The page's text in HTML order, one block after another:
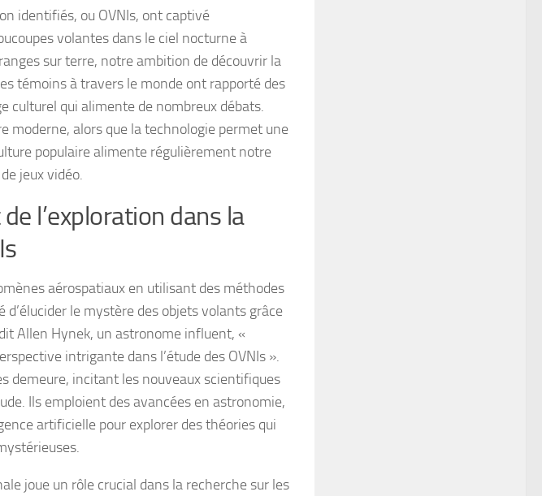
identifiés, ou OVNIs, ont captivé
volantes dans le ciel nocturne à
sur terre, notre ambition de découvrir la
témoins à travers le monde ont rapporté des
culturel qui alimente de nombreux débats.
moderne, alors que la technologie permet une
populaire alimente régulièrement notre
jeux vidéo.
l’exploration dans la
aérospatiaux en utilisant des méthodes
d’élucider le mystère des objets volants grâce
Allen Hynek, un astronome influent, «
intrigante dans l’étude des OVNIs ».
demeure, incitant les nouveaux scientifiques
Ils emploient des avancées en astronomie,
artificielle pour explorer des théories qui
joue un rôle crucial dans la recherche sur les